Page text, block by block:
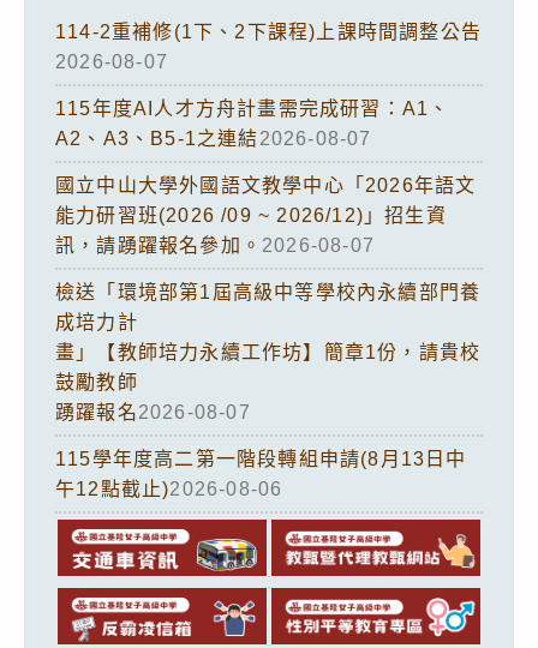
114-2重補修(1下、2下課程)上課時間調整公告
2026-08-07
115年度AI人才方舟計畫需完成研習：A1、
A2、A3、B5-1之連結2026-08-07
國立中山大學外國語文教學中心「2026年語文
能力研習班(2026 /09 ~ 2026/12)」招生資
訊，請踴躍報名參加。 2026-08-07
檢送「環境部第1屆高級中等學校內永續部門養
成培力計
畫」【教師培力永續工作坊】簡章1份，請貴校
鼓勵教師
踴躍報名2026-08-07
115學年度高二第一階段轉組申請(8月13日中
午12點截止)2026-08-06